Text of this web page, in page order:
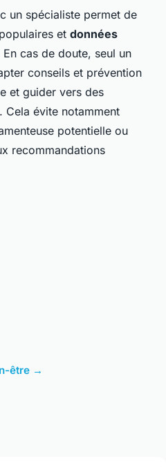
un spécialiste permet de
et données
En cas de doute, seul un
conseils et prévention
et guider vers des
Cela évite notamment
potentielle ou
recommandations
être →